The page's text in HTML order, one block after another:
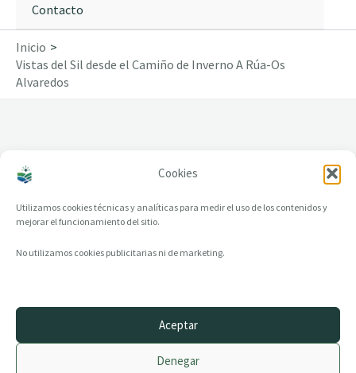
Cookies
Utilizamos cookies técnicas y analíticas para medir el uso de los contenidos y
mejorar el funcionamiento del sitio.
No utilizamos cookies publicitarias ni de marketing.
Aceptar
Denegar
Contacto
Inicio
Vistas del Sil desde el Camiño de Inverno A Rúa-Os
Alvaredos
Vistas del Sil desde el Camiño de Inverno A
Rúa-Os Alvaredos
© 2014–2026 creandotuprovincia.es · Todos los derechos reservados